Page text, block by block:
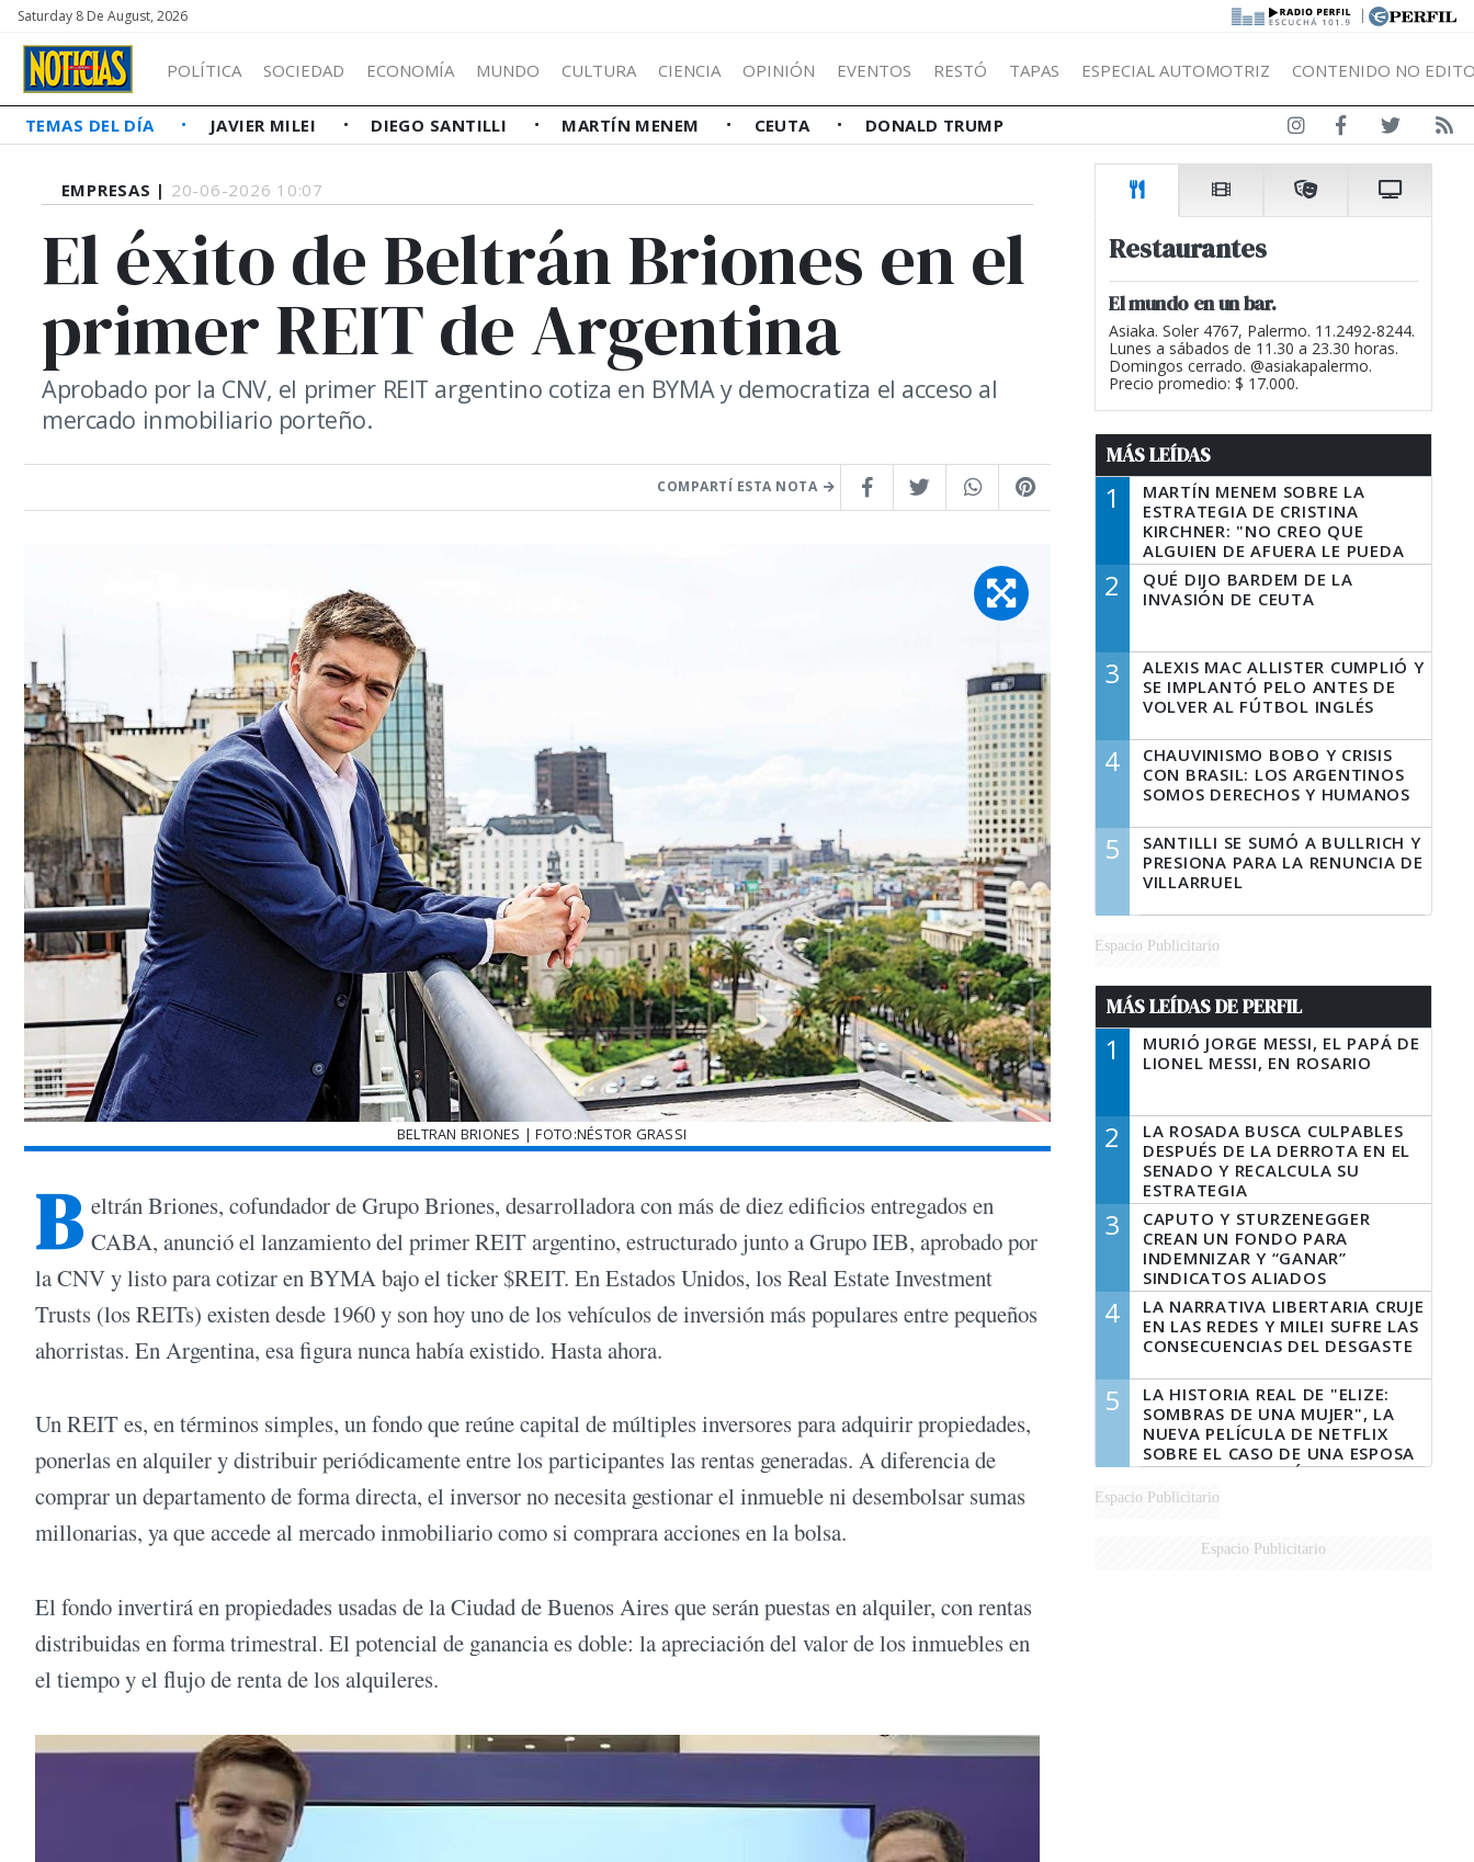
Saturday 8 De August, 2026 |
POLÍTICA SOCIEDAD ECONOMÍA MUNDO CULTURA CIENCIA OPINIÓN EVENTOS RESTÓ TAPAS ESPECIAL AUTOMOTRIZ CONTENIDO NO
TEMAS DEL DÍA JAVIER MILEI DIEGO SANTILLI MARTÍN MENEM CEUTA DONALD TRUMP
EMPRESAS | 20-06-2026 10:07
El éxito de Beltrán Briones en el
primer REIT de Argentina
Aprobado por la CNV, el primer REIT argentino cotiza en BYMA y democratiza el acceso al
mercado inmobiliario porteño.
COMPARTÍ ESTA NOTA
BELTRAN BRIONES | FOTO:NÉSTOR GRASSI
B eltrán Briones, cofundador de Grupo Briones, desarrolladora con más de diez edificios entregados en
CABA, anunció el lanzamiento del primer REIT argentino, estructurado junto a Grupo IEB, aprobado por
la CNV y listo para cotizar en BYMA bajo el ticker $REIT. En Estados Unidos, los Real Estate Investment
Trusts (los REITs) existen desde 1960 y son hoy uno de los vehículos de inversión más populares entre pequeños
ahorristas. En Argentina, esa figura nunca había existido. Hasta ahora.
Un REIT es, en términos simples, un fondo que reúne capital de múltiples inversores para adquirir propiedades,
ponerlas en alquiler y distribuir periódicamente entre los participantes las rentas generadas. A diferencia de
comprar un departamento de forma directa, el inversor no necesita gestionar el inmueble ni desembolsar sumas
millonarias, ya que accede al mercado inmobiliario como si comprara acciones en la bolsa.
El fondo invertirá en propiedades usadas de la Ciudad de Buenos Aires que serán puestas en alquiler, con rentas
distribuidas en forma trimestral. El potencial de ganancia es doble: la apreciación del valor de los inmuebles en
el tiempo y el flujo de renta de los alquileres.
Restaurantes
El mundo en un bar.
Asiaka. Soler 4767, Palermo. 11.2492-8244.
Lunes a sábados de 11.30 a 23.30 horas.
Domingos cerrado. @asiakapalermo.
Precio promedio: $ 17.000.
MÁS LEÍDAS
1
MARTÍN MENEM SOBRE LA
ESTRATEGIA DE CRISTINA
KIRCHNER: "NO CREO QUE
ALGUIEN DE AFUERA LE PUEDA
DECIR A LA JUSTICIA LO QUE
TIENE QUE HACER"
2
QUÉ DIJO BARDEM DE LA
INVASIÓN DE CEUTA
3
ALEXIS MAC ALLISTER CUMPLIÓ Y
SE IMPLANTÓ PELO ANTES DE
VOLVER AL FÚTBOL INGLÉS
4
CHAUVINISMO BOBO Y CRISIS
CON BRASIL: LOS ARGENTINOS
SOMOS DERECHOS Y HUMANOS
5
SANTILLI SE SUMÓ A BULLRICH Y
PRESIONA PARA LA RENUNCIA DE
VILLARRUEL
Espacio Publicitario
MÁS LEÍDAS DE PERFIL
1
MURIÓ JORGE MESSI, EL PAPÁ DE
LIONEL MESSI, EN ROSARIO
2
LA ROSADA BUSCA CULPABLES
DESPUÉS DE LA DERROTA EN EL
SENADO Y RECALCULA SU
ESTRATEGIA
3
CAPUTO Y STURZENEGGER
CREAN UN FONDO PARA
INDEMNIZAR Y “GANAR”
SINDICATOS ALIADOS
4
LA NARRATIVA LIBERTARIA CRUJE
EN LAS REDES Y MILEI SUFRE LAS
CONSECUENCIAS DEL DESGASTE
5
LA HISTORIA REAL DE "ELIZE:
SOMBRAS DE UNA MUJER", LA
NUEVA PELÍCULA DE NETFLIX
SOBRE EL CASO DE UNA ESPOSA
QUE DESCUARTIZÓ A SU
MARIDO
Espacio Publicitario
Espacio Publicitario